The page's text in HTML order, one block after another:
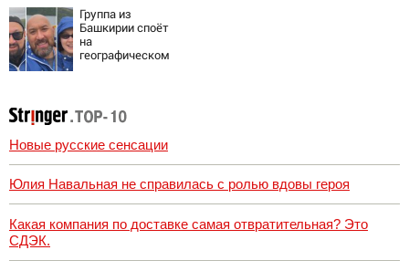
у российских
студентов
Группа из
Башкирии споёт
на
географическом
Новые русские сенсации
Юлия Навальная не справилась с ролью вдовы героя
Какая компания по доставке самая отвратительная? Это
СДЭК.